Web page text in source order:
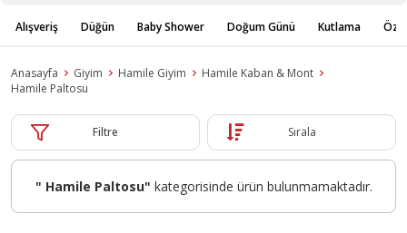
Alışveriş Düğün Baby Shower Doğum Günü Kutlama
Anasayfa Giyim Hamile Giyim
Hamile Kaban & Mont
Hamile Paltosu
Filtre Sırala
" Hamile Paltosu" kategorisinde ürün bulunmamaktadır.